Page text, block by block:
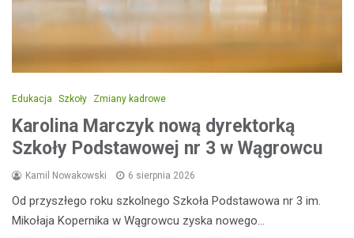
Edukacja Szkoły Zmiany kadrowe
Karolina Marczyk nową dyrektorką
Szkoły Podstawowej nr 3 w Wągrowcu
Kamil Nowakowski 6 sierpnia 2026
Od przyszłego roku szkolnego Szkoła Podstawowa nr 3 im.
Mikołaja Kopernika w Wągrowcu zyska nowego…